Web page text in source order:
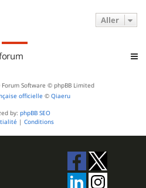
Aller
Software © phpBB Limited
officielle © Qiaeru
by: phpBB SEO
| Conditions